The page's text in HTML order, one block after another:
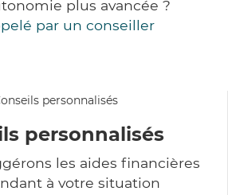
plus avancée ?
par un conseiller
personnalisés
les aides financières
à votre situation